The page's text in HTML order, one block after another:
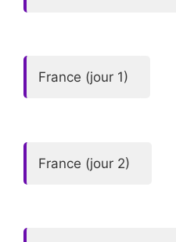
France (jour 1)
France (jour 2)